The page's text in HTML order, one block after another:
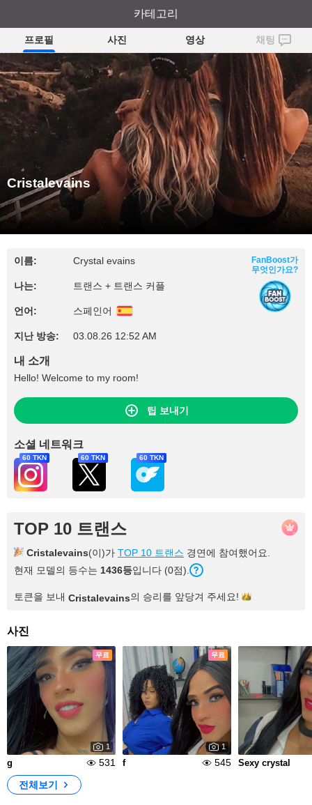
Cristalevains
프로필 사진 영상 채팅
Cristalevains
이름: Crystal evains
나는: 트랜스 + 트랜스 커플
언어: 스페인어
지난 방송: 03.08.26 12:52 AM
FanBoost가
무엇인가요?
내 소개
Hello! Welcome to my room!
팁 보내기
소셜 네트워크
60 TKN 60 TKN 60 TKN
TOP 10 트랜스
Cristalevains(이)가 TOP 10 트랜스 경연에 참여했어요.
현재 모델의 등수는 1436등입니다 (0점).
토큰을 보내 Cristalevains의 승리를 앞당겨 주세요!
사진
무료
1
g 531
무료
1
f 545 Sexy crystal
전체보기
카테고리